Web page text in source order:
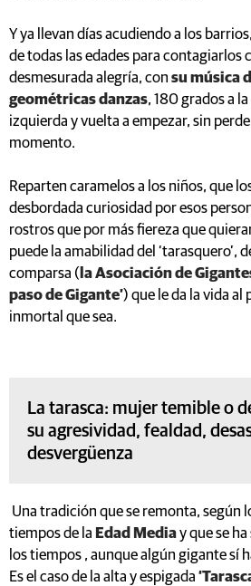
Y ya llevan días acudiendo a los
de todas las edades para contagiarlos
desmesurada alegría, con su música
geométricas danzas, 180 grados a
izquierda y vuelta a empezar, sin
momento.
Reparten caramelos a los niños, que
desbordada curiosidad por esos
rostros que por más fiereza que
puede la amabilidad del ‘tarasquero’,
comparsa ( la Asociación de
paso de Gigante’) que le da la vida al
inmortal que sea.
La tarasca: mujer temible o
su agresividad, fealdad,
desvergüenza
Una tradición que se remonta, según
tiempos de la Edad Mediay que se
los tiempos , aunque algún gigante sí
Es el caso de la alta y espigada